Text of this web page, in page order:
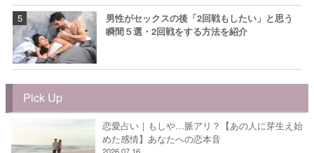
男性がセックスの後「2回戦もしたい」と思う
瞬間５選・2回戦をする方法を紹介
Pick Up
恋愛占い｜もしや…脈アリ？【あの人に芽生え始
めた感情】あなたへの恋本音